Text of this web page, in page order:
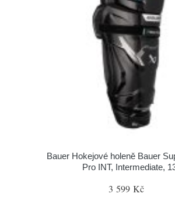
Bauer Hokejové holeně Bauer
Pro INT, Intermediate,
3 599 Kč